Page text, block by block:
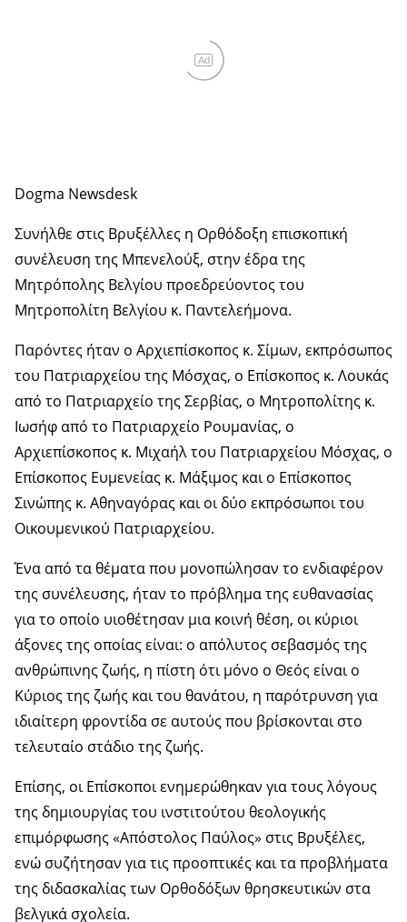
Ad
Dogma Newsdesk
Συνήλθε στις Βρυξέλλες η Ορθόδοξη επισκοπική
συνέλευση της Μπενελούξ, στην έδρα της
Μητρόπολης Βελγίου προεδρεύοντος του
Μητροπολίτη Βελγίου κ. Παντελεήμονα.
Παρόντες ήταν ο Αρχιεπίσκοπος κ. Σίμων, εκπρόσωπος
του Πατριαρχείου της Μόσχας, ο Επίσκοπος κ. Λουκάς
από το Πατριαρχείο της Σερβίας, ο Μητροπολίτης κ.
Ιωσήφ από το Πατριαρχείο Ρουμανίας, ο
Αρχιεπίσκοπος κ. Μιχαήλ του Πατριαρχείου Μόσχας, ο
Επίσκοπος Ευμενείας κ. Μάξιμος και ο Επίσκοπος
Σινώπης κ. Αθηναγόρας και οι δύο εκπρόσωποι του
Οικουμενικού Πατριαρχείου.
Ένα από τα θέματα που μονοπώλησαν το ενδιαφέρον
της συνέλευσης, ήταν το πρόβλημα της ευθανασίας
για το οποίο υιοθέτησαν μια κοινή θέση, οι κύριοι
άξονες της οποίας είναι: ο απόλυτος σεβασμός της
ανθρώπινης ζωής, η πίστη ότι μόνο ο Θεός είναι ο
Κύριος της ζωής και του θανάτου, η παρότρυνση για
ιδιαίτερη φροντίδα σε αυτούς που βρίσκονται στο
τελευταίο στάδιο της ζωής.
Επίσης, οι Επίσκοποι ενημερώθηκαν για τους λόγους
της δημιουργίας του ινστιτούτου θεολογικής
επιμόρφωσης «Απόστολος Παύλος» στις Βρυξέλες,
ενώ συζήτησαν για τις προοπτικές και τα προβλήματα
της διδασκαλίας των Ορθοδόξων θρησκευτικών στα
βελγικά σχολεία.